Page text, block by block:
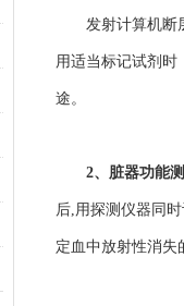
发射计算机断层仪
用适当标记试剂时
途。
2、 脏器功能测
后,用探测仪器同时
定血中放射性消失的